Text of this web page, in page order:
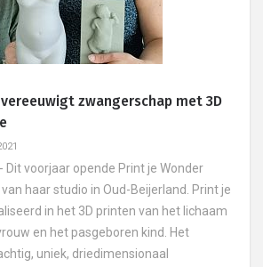
zwangerschap met 3D
- Dit voorjaar opende Print je Wonder
haar studio in Oud-Beijerland. Print je
in het 3D printen van het lichaam
en het pasgeboren kind. Het
uniek, driedimensionaal